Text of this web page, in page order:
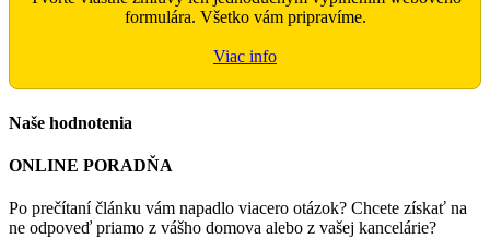
formulára. Všetko vám pripravíme.
Viac info
Naše hodnotenia
ONLINE PORADŇA
Po prečítaní článku vám napadlo viacero otázok? Chcete získať na
ne odpoveď priamo z vášho domova alebo z vašej kancelárie?